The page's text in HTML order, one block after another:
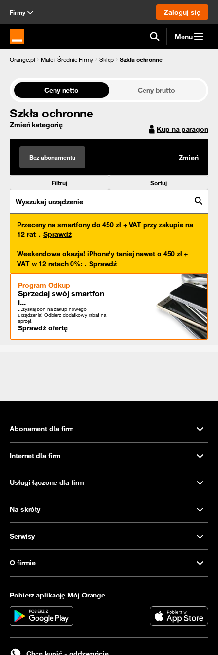
Firmy Zaloguj się
Strona główna Orange.pl Menu
Orange.pl Małe i Średnie Firmy Sklep Szkła ochronne
Ceny netto Ceny brutto
Szkła ochronne
Zmień kategorię Kup na paragon
Bez abonamentu Zmień
Filtruj Sortuj
Wyszukaj urządzenie
Przeceny na smartfony do 450 zł + VAT przy zakupie na
12 rat: . Sprawdź
Weekendowa okazja! iPhone'y taniej nawet o 450 zł +
VAT w 12 ratach 0%: . Sprawdź
Program Odkup
Sprzedaj swój smartfon
i...
...zyskaj bon na zakup nowego
urządzenia! Odbierz dodatkowy rabat na
sprzęt.
Sprawdź ofertę
Abonament dla firm
Internet dla firm
Usługi łączone dla firm
Na skróty
Serwisy
O firmie
Pobierz aplikację Mój Orange